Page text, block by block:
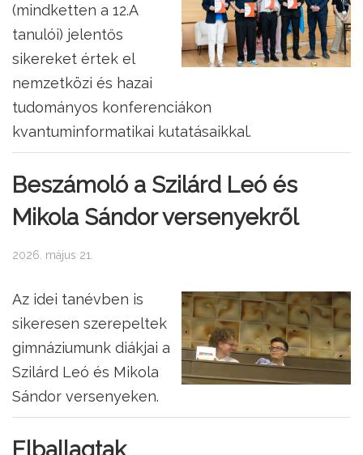
(mindketten a 12.A
tanulói) jelentős
sikereket értek el
nemzetközi és hazai
tudományos konferenciákon
kvantuminformatikai kutatásaikkal.
Beszámoló a Szilárd Leó és
Mikola Sándor versenyekről
2026. május 21.
Az idei tanévben is
sikeresen szerepeltek
gimnáziumunk diákjai a
Szilárd Leó és Mikola
Sándor versenyeken.